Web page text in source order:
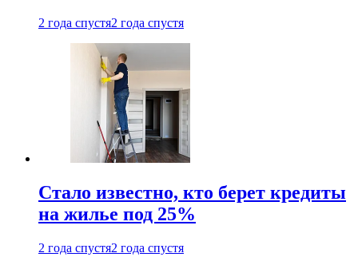
2 года спустя2 года спустя
Стало известно, кто берет кредиты
на жилье под 25%
2 года спустя2 года спустя